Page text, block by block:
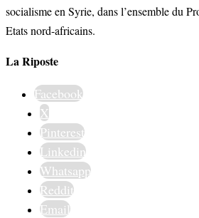
socialisme en Syrie, dans l’ensemble du
Etats nord-africains.
La Riposte
Facebook
X
Pinterest
Linkedin
Whatsapp
Reddit
Email